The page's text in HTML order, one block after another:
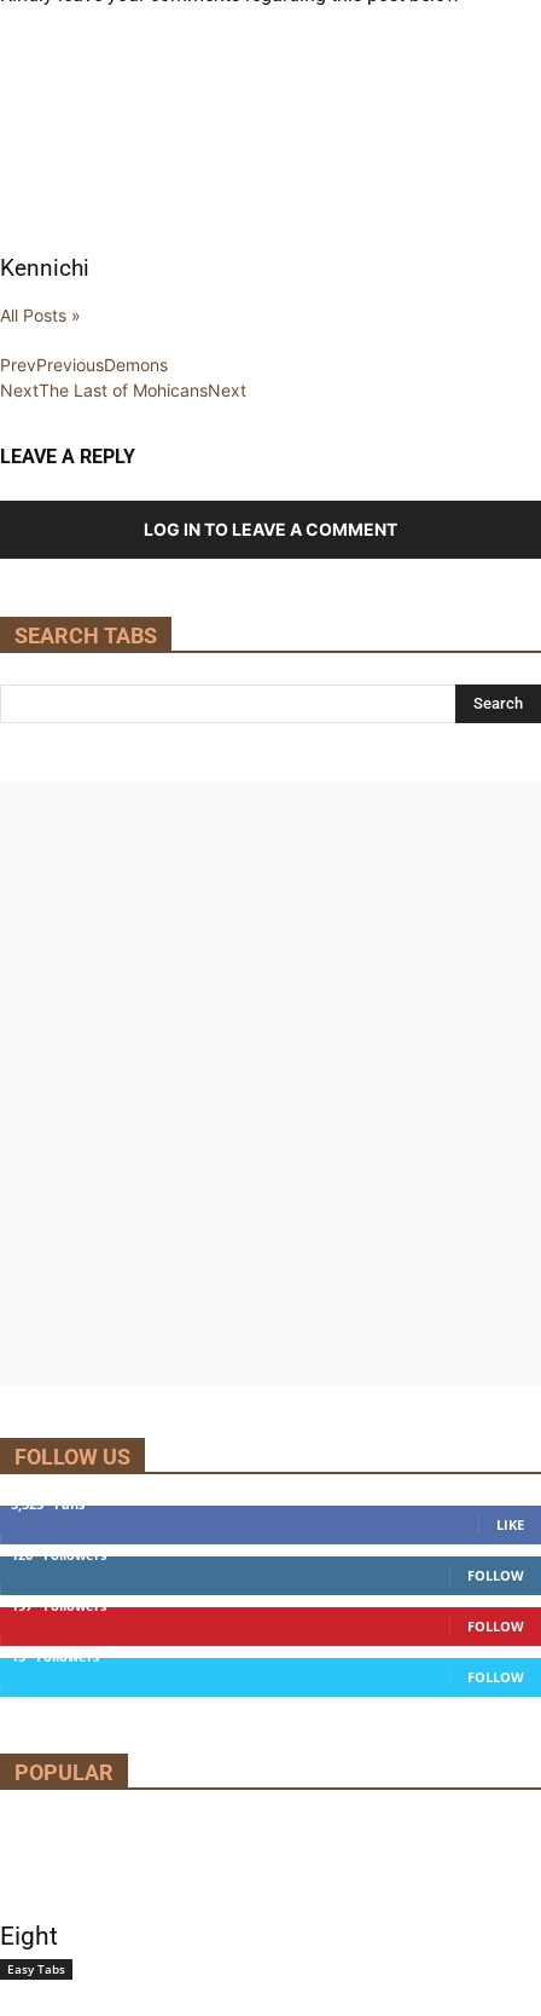
Kennichi
All Posts »
PrevPreviousDemons
NextThe Last of MohicansNext
LEAVE A REPLY
LOG IN TO LEAVE A COMMENT
SEARCH TABS
FOLLOW US
5,525 Fans
LIKE
120 Followers
FOLLOW
197 Followers
FOLLOW
13 Followers
FOLLOW
POPULAR
Eight
Easy Tabs